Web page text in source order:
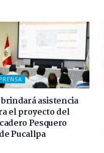
brindará asistencia
el proyecto del
Pesquero
Pucallpa